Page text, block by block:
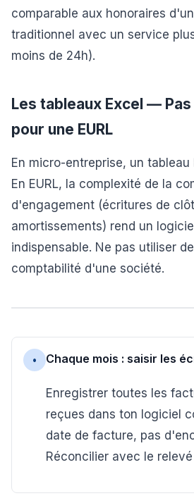
comparable aux honoraires
traditionnel avec un service
moins de 24h).
Les tableaux Excel —
pour une EURL
En micro-entreprise, un
En EURL, la complexité de la
d'engagement (écritures de
amortissements) rend un
indispensable. Ne pas utiliser
comptabilité d'une société.
• Chaque mois : saisir les
Enregistrer toutes les
reçues dans ton logiciel
date de facture, pas
Réconcilier avec le